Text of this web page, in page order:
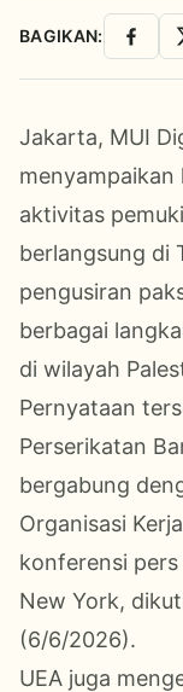
BAGIKAN:
Jakarta, MUI
menyampaikan
aktivitas
berlangsung di
pengusiran
berbagai
di wilayah
Pernyataan
Perserikatan
bergabung
Organisasi
konferensi
New York,
(6/6/2026).
UEA juga